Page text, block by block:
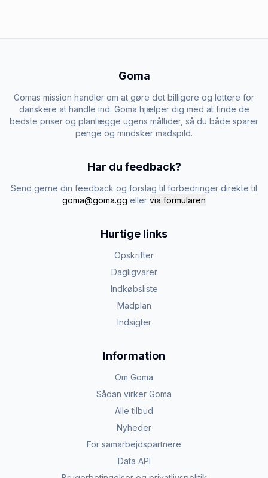
Goma
Gomas mission handler om at gøre det billigere og lettere for
danskere at handle ind. Goma hjælper dig med at finde de
bedste priser og planlægge ugens måltider, så du både sparer
penge og mindsker madspild.
Har du feedback?
Send gerne din feedback og forslag til forbedringer direkte til
goma@goma.gg eller via formularen
Hurtige links
Opskrifter
Dagligvarer
Indkøbsliste
Madplan
Indsigter
Information
Om Goma
Sådan virker Goma
Alle tilbud
Nyheder
For samarbejdspartnere
Data API